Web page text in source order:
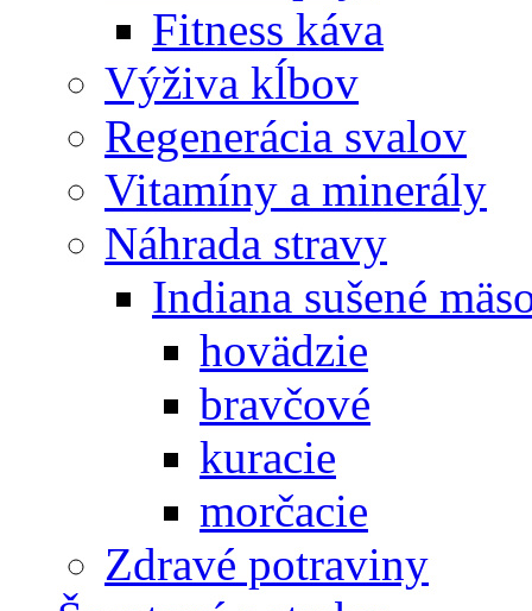
Fitness káva
Výživa kĺbov
Regenerácia svalov
Vitamíny a minerály
Náhrada stravy
Indiana sušené
hovädzie
bravčové
kuracie
morčacie
Zdravé potraviny